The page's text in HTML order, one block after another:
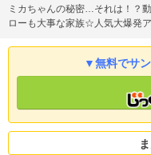
ミカちゃんの秘密…それは！？
ローも大事な家族☆人気大爆発
▼無料でサ